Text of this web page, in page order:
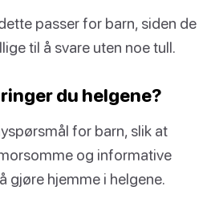
passer for barn, siden de
til å svare uten noe tull.
du helgene?
for barn, slik at
og informative
gjøre hjemme i helgene.